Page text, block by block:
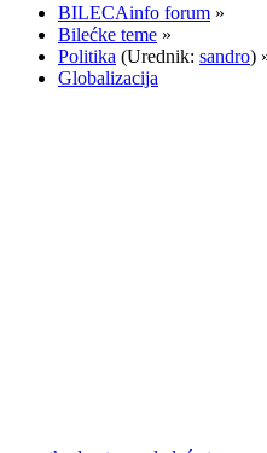
BILECAinfo forum »
Bilećke teme »
Politika (Urednik: sandro)
Globalizacija